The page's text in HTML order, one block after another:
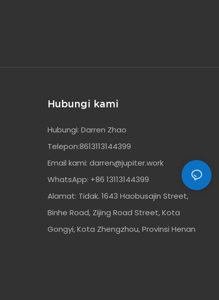
Hubungi kami
Hubungi: Darren Zhao
Telepon:8613113144399
Email kami: darren@jupiter.work
WhatsApp: +86 13113144399
Alamat: Tidak. 1643 Haobusajin Street,
Binhe Road, Zijing Road Street, Kota
Gongyi, Kota Zhengzhou, Provinsi Henan